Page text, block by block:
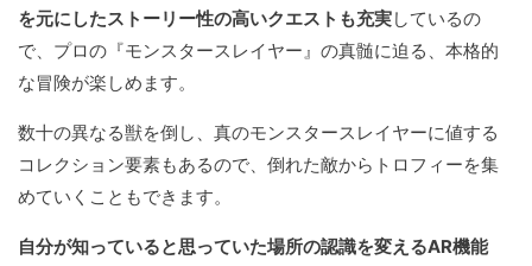
を元にしたストーリー性の高いクエストも充実しているの
で、プロの『モンスタースレイヤー』の真髄に迫る、本格的
な冒険が楽しめます。
数十の異なる獣を倒し、真のモンスタースレイヤーに値する
コレクション要素もあるので、倒れた敵からトロフィーを集
めていくこともできます。
自分が知っていると思っていた場所の認識を変えるAR機能